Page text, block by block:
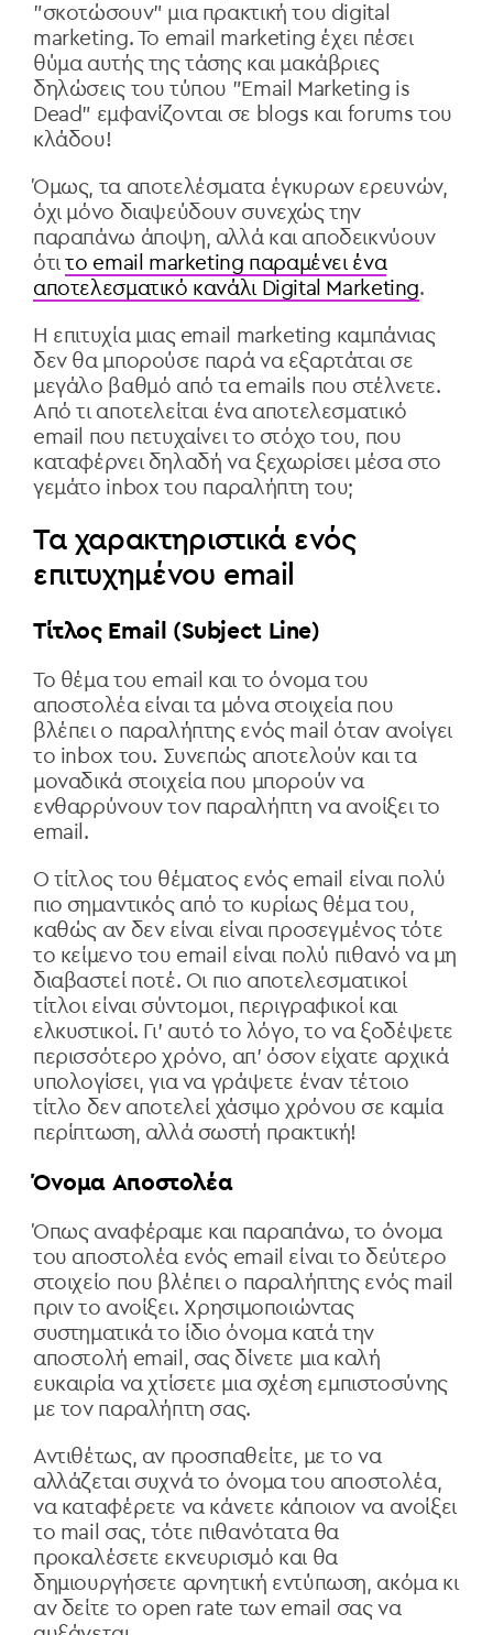
"σκοτώσουν" μια πρακτική του digital
marketing. To email marketing έχει πέσει
θύμα αυτής της τάσης και μακάβριες
δηλώσεις του τύπου "Email Marketing is
Dead" εμφανίζονται σε blogs και forums του
κλάδου!
Όμως, τα αποτελέσματα έγκυρων ερευνών,
όχι μόνο διαψεύδουν συνεχώς την
παραπάνω άποψη, αλλά και αποδεικνύουν
ότιτο email marketing παραμένει ένα
αποτελεσματικό κανάλι Digital Marketing.
Η επιτυχία μιας email marketing καμπάνιας
δεν θα μπορούσε παρά να εξαρτάται σε
μεγάλο βαθμό από τα emails που στέλνετε.
Από τι αποτελείται ένα αποτελεσματικό
email που πετυχαίνει το στόχο του, που
καταφέρνει δηλαδή να ξεχωρίσει μέσα στο
γεμάτο inbox του παραλήπτη του;
Τα χαρακτηριστικά ενός
επιτυχημένου email
Τίτλος Email (Subject Line)
Το θέμα του email και το όνομα του
αποστολέα είναι τα μόνα στοιχεία που
βλέπει ο παραλήπτης ενός mail όταν ανοίγει
το inbox του. Συνεπώς αποτελούν και τα
μοναδικά στοιχεία που μπορούν να
ενθαρρύνουν τον παραλήπτη να ανοίξει το
email.
Ο τίτλος του θέματος ενός email είναι πολύ
πιο σημαντικός από το κυρίως θέμα του,
καθώς αν δεν είναι είναι προσεγμένος τότε
το κείμενο του email είναι πολύ πιθανό να μη
διαβαστεί ποτέ. Οι πιο αποτελεσματικοί
τίτλοι είναι σύντομοι, περιγραφικοί και
ελκυστικοί. Γι' αυτό το λόγο, το να ξοδέψετε
περισσότερο χρόνο, απ' όσον είχατε αρχικά
υπολογίσει, για να γράψετε έναν τέτοιο
τίτλο δεν αποτελεί χάσιμο χρόνου σε καμία
περίπτωση, αλλά σωστή πρακτική!
Όνομα Αποστολέα
Όπως αναφέραμε και παραπάνω, το όνομα
του αποστολέα ενός email είναι το δεύτερο
στοιχείο που βλέπει ο παραλήπτης ενός mail
πριν το ανοίξει. Χρησιμοποιώντας
συστηματικά το ίδιο όνομα κατά την
αποστολή email, σας δίνετε μια καλή
ευκαιρία να χτίσετε μια σχέση εμπιστοσύνης
με τον παραλήπτη σας.
Αντιθέτως, αν προσπαθείτε, με το να
αλλάζεται συχνά το όνομα του αποστολέα,
να καταφέρετε να κάνετε κάποιον να ανοίξει
το mail σας, τότε πιθανότατα θα
προκαλέσετε εκνευρισμό και θα
δημιουργήσετε αρνητική εντύπωση, ακόμα κι
αν δείτε το open rate των email σας να